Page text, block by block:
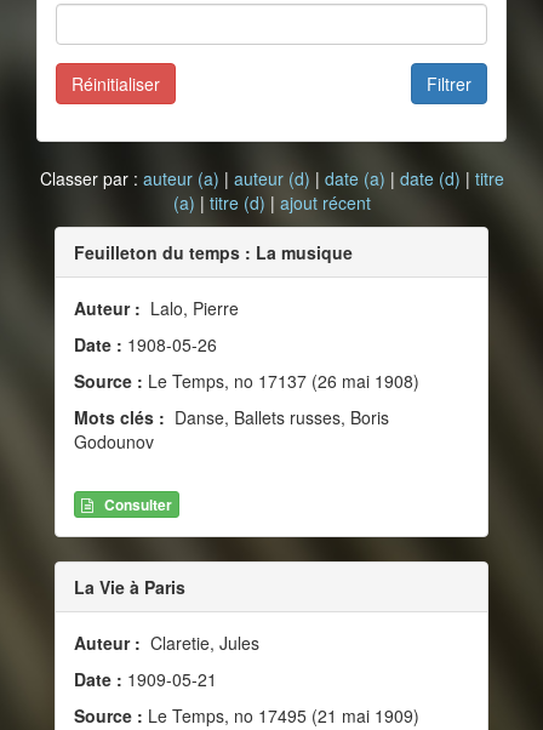
Filtrer
Réinitialiser
Classer par : auteur (a) | auteur (d) | date (a) | date (d) | titre
(a) | titre (d) | ajout récent
Feuilleton du temps : La musique
Auteur : Lalo, Pierre
Date : 1908-05-26
Source : Le Temps, no 17137 (26 mai 1908)
Mots clés : Danse, Ballets russes, Boris
Godounov
Consulter
La Vie à Paris
Auteur : Claretie, Jules
Date : 1909-05-21
Source : Le Temps, no 17495 (21 mai 1909)